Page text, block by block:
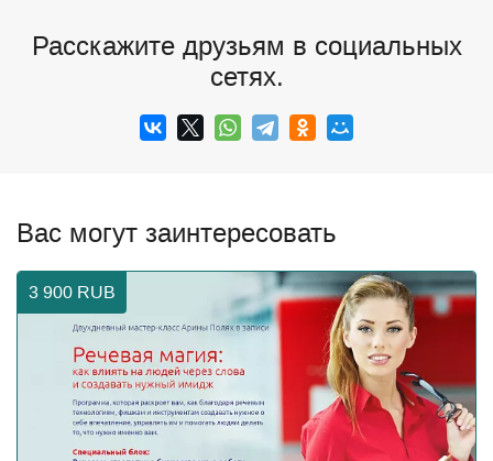
Расскажите друзьям в социальных
сетях.
Вас могут заинтересовать
3 900 RUB